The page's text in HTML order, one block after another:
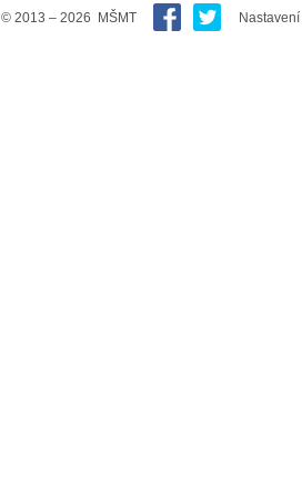
© 2013 – 2026 MŠMT